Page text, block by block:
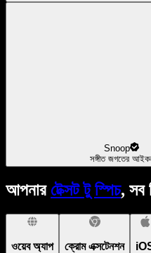
Snoop
সঙ্গীত জগতের
আপনার টেক্সট টু স্পিচ, সব
ওয়েব অ্যাপ ক্রোম এক্সটেনশন